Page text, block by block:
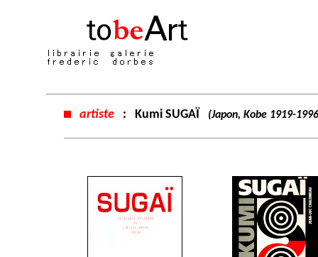
artiste : Kumi SUGAÏ (Japon, Kobe 1919-